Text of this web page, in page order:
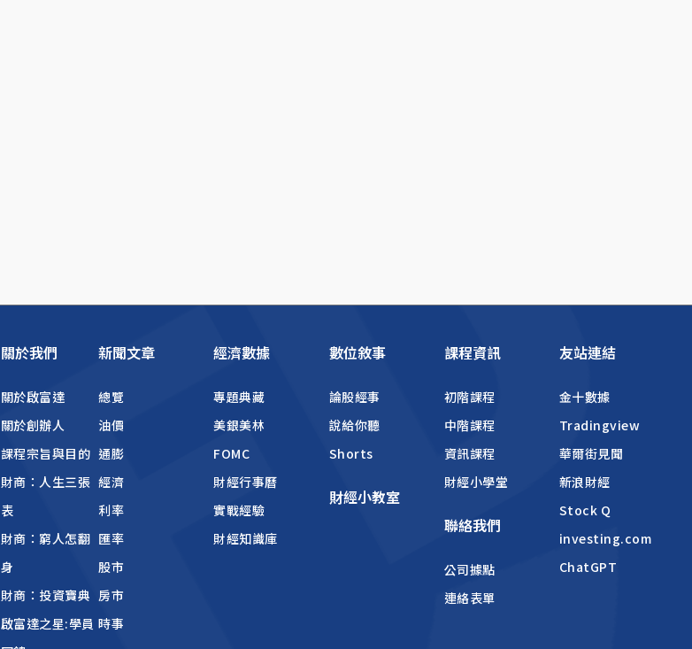
關於我們
關於啟富達
關於創辦人
課程宗旨與目的
財商：人生三張
表
財商：窮人怎翻
身
財商：投資寶典
啟富達之星:學員
新聞文章
總覽
油價
通膨
經濟
利率
匯率
股市
房市
時事
經濟數據
專題典藏
美銀美林
FOMC
財經行事曆
實戰經驗
財經知識庫
數位敘事
論股經事
說給你聽
Shorts
財經小教室
課程資訊
初階課程
中階課程
資訊課程
財經小學堂
聯絡我們
公司據點
連絡表單
友站連結
金十數據
Tradingview
華爾街見聞
新浪財經
Stock Q
investing.com
ChatGPT